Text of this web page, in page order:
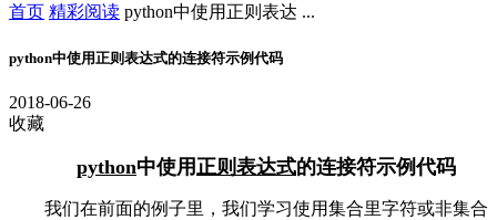
首页 精彩阅读 python中使用正则表达 ...
python中使用正则表达式的连接符示例代码
2018-06-26
收藏
python中使用正则表达式的连接符示例代码
我们在前面的例子里，我们学习使用集合里字符或非集合